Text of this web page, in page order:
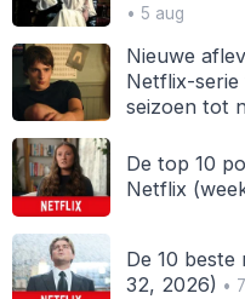
• 5 aug
Nieuwe
Netflix-
seizoen tot
De top 10
Netflix
De 10
32, 2026) •